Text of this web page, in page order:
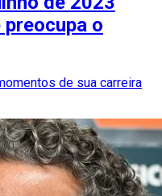
o
de sua carreira